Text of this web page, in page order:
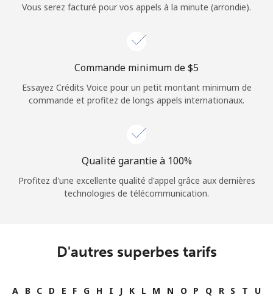
Continue avec
Vous serez facturé pour vos appels à la minute (arrondie).
Commande minimum de ⁦$5⁩
Essayez Crédits Voice pour un petit montant minimum de
commande et profitez de longs appels internationaux.
Qualité garantie à 100%
Profitez d'une excellente qualité d'appel grâce aux dernières
technologies de télécommunication.
D'autres superbes tarifs
A B C D E F G H I J K L M N O P Q R S T
U